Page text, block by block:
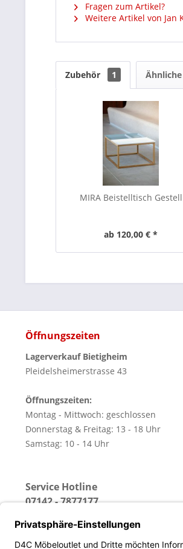
Fragen zum Artikel?
Weitere Artikel von Jan
Zubehör 1
MIRA Beistelltisch Gestell
ab 120,00 € *
Öffnungszeiten
Lagerverkauf Bietigheim
Pleidelsheimerstrasse 43
Öffnungszeiten:
Montag - Mittwoch: geschlossen
Donnerstag & Freitag: 13 - 18 Uhr
Samstag: 10 - 14 Uhr
Service Hotline
07142 - 7877177